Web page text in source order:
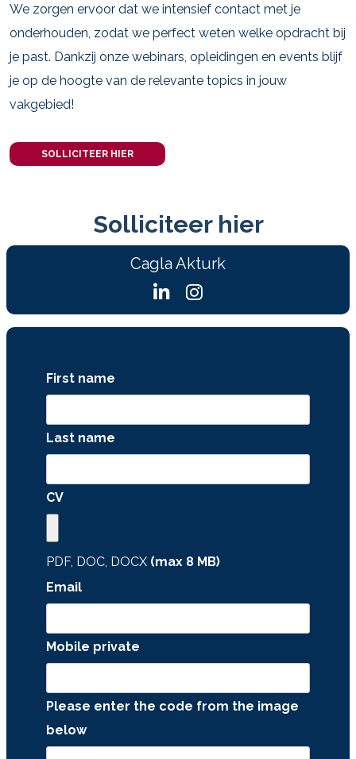
We zorgen ervoor dat we intensief contact met je
onderhouden, zodat we perfect weten welke opdracht bij
je past. Dankzij onze webinars, opleidingen en events blijf
je op de hoogte van de relevante topics in jouw
vakgebied!
SOLLICITEER HIER
Solliciteer hier
Cagla Akturk
First name
Last name
CV
PDF, DOC, DOCX (max 8 MB)
Email
Mobile private
Please enter the code from the image
below